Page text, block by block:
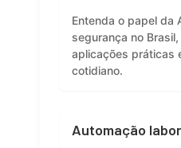
Entenda o papel da
segurança no
aplicações práticas
cotidiano.
Automação